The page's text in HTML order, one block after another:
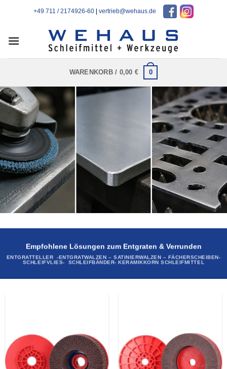
+49 711 / 2174926-60 vertrieb@wehaus.de
WARENKORB / 0,00 € 0
Empfohlene Lösungen zum Entgraten & Verrunden
ENTGRATTELLER -ENTGRATWALZEN – SATINIERWALZEN – FÄCHERSCHEIBEN-
SCHLEIFVLIES- SCHLEIFBÄNDER- KERAMIKKORN SCHLEIFMITTEL